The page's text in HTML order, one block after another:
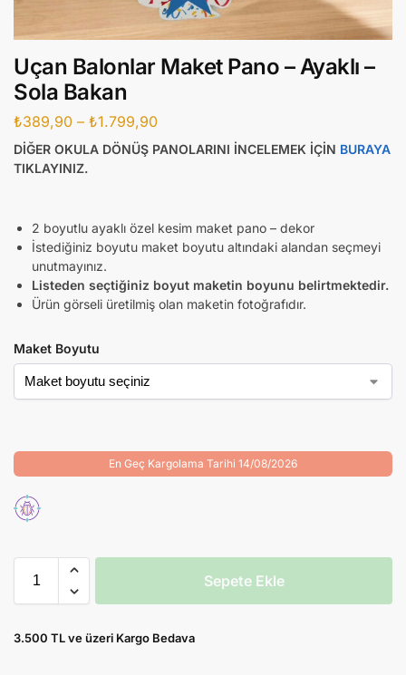
Uçan Balonlar Maket Pano – Ayaklı –
Sola Bakan
₺389,90 – ₺1.799,90
DİĞER OKULA DÖNÜŞ PANOLARINI İNCELEMEK İÇİN BURAYA
TIKLAYINIZ.
2 boyutlu ayaklı özel kesim maket pano – dekor
İstediğiniz boyutu maket boyutu altındaki alandan seçmeyi
unutmayınız.
Listeden seçtiğiniz boyut maketin boyunu belirtmektedir.
Ürün görseli üretilmiş olan maketin fotoğrafıdır.
Maket Boyutu
En Geç Kargolama Tarihi 14/08/2026
Sepete Ekle
3.500 TL ve üzeri Kargo Bedava